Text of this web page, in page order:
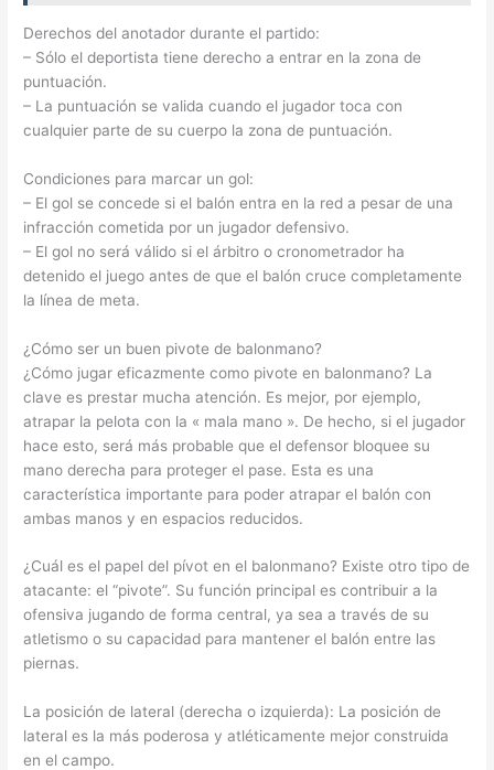
Derechos del anotador durante el partido:
– Sólo el deportista tiene derecho a entrar en la zona de
puntuación.
– La puntuación se valida cuando el jugador toca con
cualquier parte de su cuerpo la zona de puntuación.
Condiciones para marcar un gol:
– El gol se concede si el balón entra en la red a pesar de una
infracción cometida por un jugador defensivo.
– El gol no será válido si el árbitro o cronometrador ha
detenido el juego antes de que el balón cruce completamente
la línea de meta.
¿Cómo ser un buen pivote de balonmano?
¿Cómo jugar eficazmente como pivote en balonmano? La
clave es prestar mucha atención. Es mejor, por ejemplo,
atrapar la pelota con la « mala mano ». De hecho, si el jugador
hace esto, será más probable que el defensor bloquee su
mano derecha para proteger el pase. Esta es una
característica importante para poder atrapar el balón con
ambas manos y en espacios reducidos.
¿Cuál es el papel del pívot en el balonmano? Existe otro tipo de
atacante: el “pivote”. Su función principal es contribuir a la
ofensiva jugando de forma central, ya sea a través de su
atletismo o su capacidad para mantener el balón entre las
piernas.
La posición de lateral (derecha o izquierda): La posición de
lateral es la más poderosa y atléticamente mejor construida
en el campo.